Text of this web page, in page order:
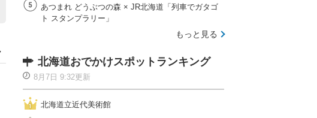
あつまれ どうぶつの森 × JR北海道「列車でガタゴ
ト スタンプラリー」
もっと見る
北海道おでかけスポットランキング
8月7日 9:32更新
北海道立近代美術館